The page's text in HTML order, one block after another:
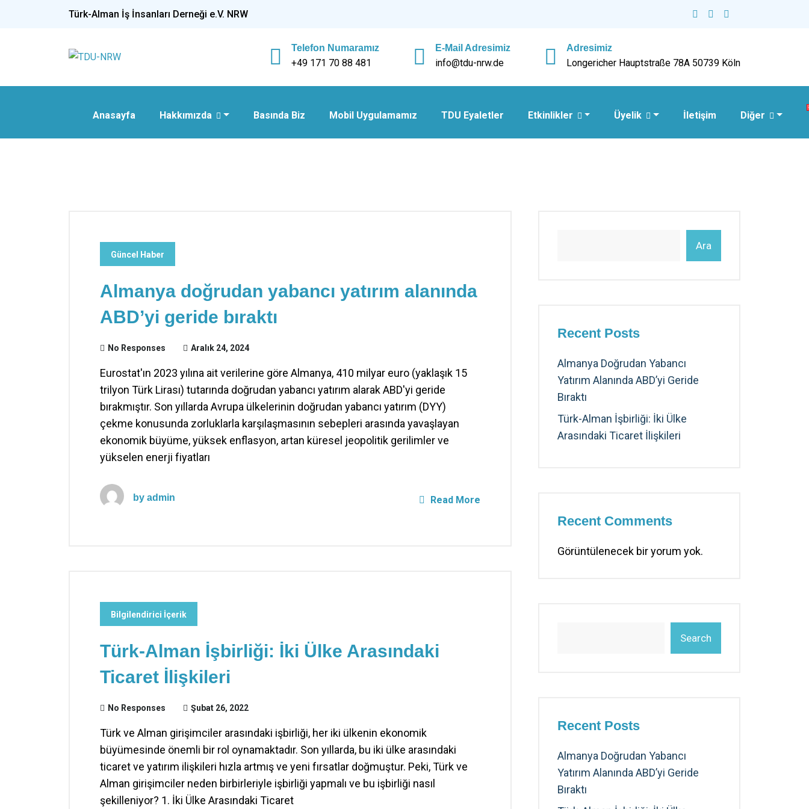
Türk-Alman İş İnsanları Derneği e.V. NRW
Telefon Numaramız
+49 171 70 88 481
E-Mail Adresimiz
info@tdu-nrw.de
Adresimiz
Longericher Hauptstraße 78A 50739 Köln
Anasayfa Hakkımızda Basında Biz Mobil Uygulamamız TDU Eyaletler Etkinlikler Üyelik İletişim Diğer
Güncel Haber
Almanya doğrudan yabancı yatırım alanında
ABD’yi geride bıraktı
No Responses Aralık 24, 2024
Eurostat'ın 2023 yılına ait verilerine göre Almanya, 410 milyar euro (yaklaşık 15
trilyon Türk Lirası) tutarında doğrudan yabancı yatırım alarak ABD'yi geride
bırakmıştır. Son yıllarda Avrupa ülkelerinin doğrudan yabancı yatırım (DYY)
çekme konusunda zorluklarla karşılaşmasının sebepleri arasında yavaşlayan
ekonomik büyüme, yüksek enflasyon, artan küresel jeopolitik gerilimler ve
yükselen enerji fiyatları
by admin Read More
Bilgilendirici İçerik
Türk-Alman İşbirliği: İki Ülke Arasındaki
Ticaret İlişkileri
No Responses Şubat 26, 2022
Türk ve Alman girişimciler arasındaki işbirliği, her iki ülkenin ekonomik
büyümesinde önemli bir rol oynamaktadır. Son yıllarda, bu iki ülke arasındaki
ticaret ve yatırım ilişkileri hızla artmış ve yeni fırsatlar doğmuştur. Peki, Türk ve
Alman girişimciler neden birbirleriyle işbirliği yapmalı ve bu işbirliği nasıl
şekilleniyor? 1. İki Ülke Arasındaki Ticaret
Ara
Recent Posts
Almanya Doğrudan Yabancı
Yatırım Alanında ABD’yi Geride
Bıraktı
Türk-Alman İşbirliği: İki Ülke
Arasındaki Ticaret İlişkileri
Recent Comments
Görüntülenecek bir yorum yok.
Search
Recent Posts
Almanya Doğrudan Yabancı
Yatırım Alanında ABD’yi Geride
Bıraktı